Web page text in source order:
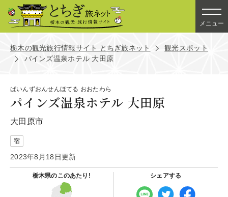
メニュー
栃木の観光旅行情報サイト とちぎ旅ネット
観光スポット
パインズ温泉ホテル 大田原
ぱいんずおんせんほてる おおたわら
パインズ温泉ホテル 大田原
大田原市
宿
2023年8月18日更新
栃木県のこのあたり! シェアする